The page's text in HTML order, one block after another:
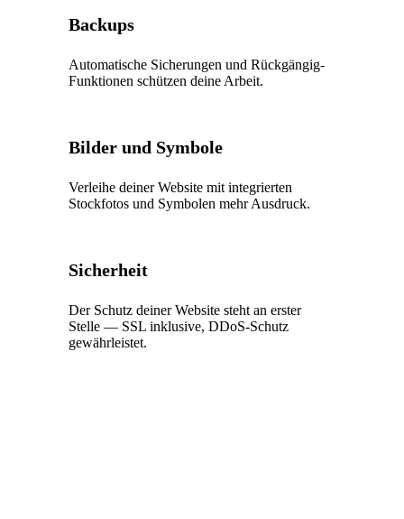
Backups
Automatische Sicherungen und Rückgängig-
Funktionen schützen deine Arbeit.
Bilder und Symbole
Verleihe deiner Website mit integrierten
Stockfotos und Symbolen mehr Ausdruck.
Sicherheit
Der Schutz deiner Website steht an erster
Stelle — SSL inklusive, DDoS-Schutz
gewährleistet.